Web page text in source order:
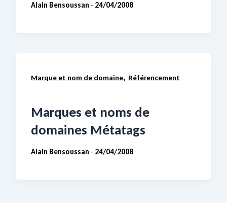
Alain Bensoussan - 24/04/2008
Marque et nom de domaine, Référencement
Marques et noms de
domaines Métatags
Alain Bensoussan - 24/04/2008